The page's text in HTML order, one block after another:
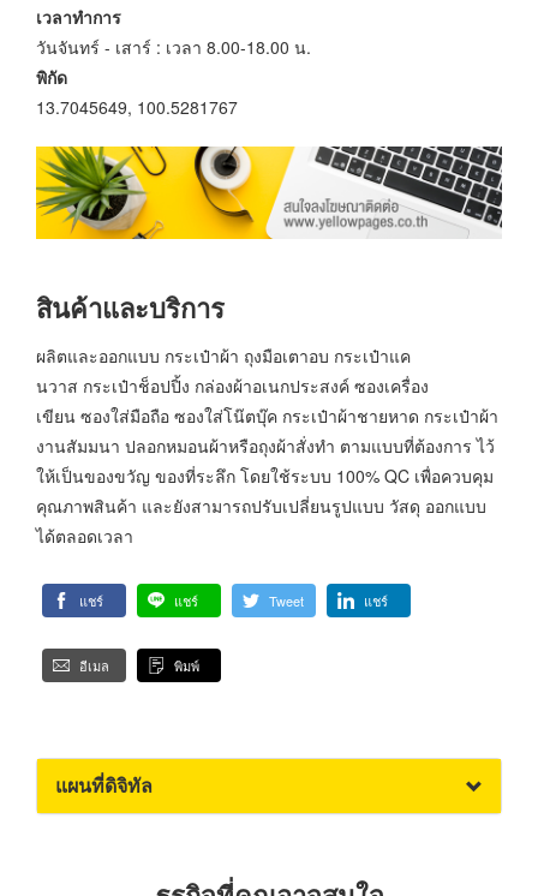
เวลาทำการ
วันจันทร์ - เสาร์ : เวลา 8.00-18.00 น.
พิกัด
13.7045649, 100.5281767
สินค้าและบริการ
ผลิตและออกแบบ กระเป๋าผ้า ถุงมือเตาอบ กระเป๋าแค
นวาส กระเป๋าช็อปปิ้ง กล่องผ้าอเนกประสงค์ ซองเครื่อง
เขียน ซองใส่มือถือ ซองใส่โน๊ตบุ๊ค กระเป๋าผ้าชายหาด กระเป๋าผ้า
งานสัมมนา ปลอกหมอนผ้าหรือถุงผ้าสั่งทำ ตามแบบที่ต้องการ ไว้
ให้เป็นของขวัญ ของที่ระลึก โดยใช้ระบบ 100% QC เพื่อควบคุม
คุณภาพสินค้า และยังสามารถปรับเปลี่ยนรูปแบบ วัสดุ ออกแบบ
ได้ตลอดเวลา
แชร์ แชร์ Tweet แชร์
อีเมล พิมพ์
แผนที่ดิจิทัล